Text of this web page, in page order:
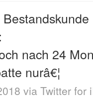
nach 24
nurâ€¦
via Twitter for